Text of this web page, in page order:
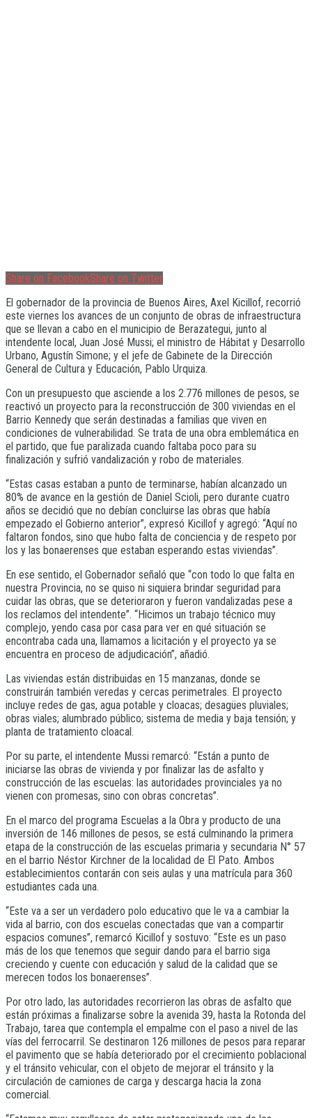
Share on FacebookShare on Twitter
El gobernador de la provincia de Buenos Aires, Axel Kicillof, recorrió
este viernes los avances de un conjunto de obras de infraestructura
que se llevan a cabo en el municipio de Berazategui, junto al
intendente local, Juan José Mussi; el ministro de Hábitat y Desarrollo
Urbano, Agustín Simone; y el jefe de Gabinete de la Dirección
General de Cultura y Educación, Pablo Urquiza.
Con un presupuesto que asciende a los 2.776 millones de pesos, se
reactivó un proyecto para la reconstrucción de 300 viviendas en el
Barrio Kennedy que serán destinadas a familias que viven en
condiciones de vulnerabilidad. Se trata de una obra emblemática en
el partido, que fue paralizada cuando faltaba poco para su
finalización y sufrió vandalización y robo de materiales.
“Estas casas estaban a punto de terminarse, habían alcanzado un
80% de avance en la gestión de Daniel Scioli, pero durante cuatro
años se decidió que no debían concluirse las obras que había
empezado el Gobierno anterior”, expresó Kicillof y agregó: “Aquí no
faltaron fondos, sino que hubo falta de conciencia y de respeto por
los y las bonaerenses que estaban esperando estas viviendas”.
En ese sentido, el Gobernador señaló que “con todo lo que falta en
nuestra Provincia, no se quiso ni siquiera brindar seguridad para
cuidar las obras, que se deterioraron y fueron vandalizadas pese a
los reclamos del intendente”. “Hicimos un trabajo técnico muy
complejo, yendo casa por casa para ver en qué situación se
encontraba cada una, llamamos a licitación y el proyecto ya se
encuentra en proceso de adjudicación”, añadió.
Las viviendas están distribuidas en 15 manzanas, donde se
construirán también veredas y cercas perimetrales. El proyecto
incluye redes de gas, agua potable y cloacas; desagües pluviales;
obras viales; alumbrado público; sistema de media y baja tensión; y
planta de tratamiento cloacal.
Por su parte, el intendente Mussi remarcó: “Están a punto de
iniciarse las obras de vivienda y por finalizar las de asfalto y
construcción de las escuelas: las autoridades provinciales ya no
vienen con promesas, sino con obras concretas”.
En el marco del programa Escuelas a la Obra y producto de una
inversión de 146 millones de pesos, se está culminando la primera
etapa de la construcción de las escuelas primaria y secundaria N° 57
en el barrio Néstor Kirchner de la localidad de El Pato. Ambos
establecimientos contarán con seis aulas y una matrícula para 360
estudiantes cada una.
“Este va a ser un verdadero polo educativo que le va a cambiar la
vida al barrio, con dos escuelas conectadas que van a compartir
espacios comunes”, remarcó Kicillof y sostuvo: “Este es un paso
más de los que tenemos que seguir dando para el barrio siga
creciendo y cuente con educación y salud de la calidad que se
merecen todos los bonaerenses”.
Por otro lado, las autoridades recorrieron las obras de asfalto que
están próximas a finalizarse sobre la avenida 39, hasta la Rotonda del
Trabajo, tarea que contempla el empalme con el paso a nivel de las
vías del ferrocarril. Se destinaron 126 millones de pesos para reparar
el pavimento que se había deteriorado por el crecimiento poblacional
y el tránsito vehicular, con el objeto de mejorar el tránsito y la
circulación de camiones de carga y descarga hacia la zona
comercial.